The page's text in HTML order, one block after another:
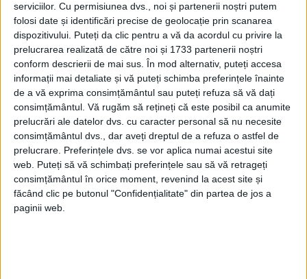
serviciilor. Cu permisiunea dvs., noi și partenerii noștri putem
folosi date și identificări precise de geolocație prin scanarea
dispozitivului. Puteți da clic pentru a vă da acordul cu privire la
prelucrarea realizată de către noi și 1733 partenerii noștri
conform descrierii de mai sus. În mod alternativ, puteți accesa
informații mai detaliate și vă puteți schimba preferințele înainte
de a vă exprima consimțământul sau puteți refuza să vă dați
consimțământul. Vă rugăm să rețineți că este posibil ca anumite
prelucrări ale datelor dvs. cu caracter personal să nu necesite
consimțământul dvs., dar aveți dreptul de a refuza o astfel de
prelucrare. Preferințele dvs. se vor aplica numai acestui site
web. Puteți să vă schimbați preferințele sau să vă retrageți
consimțământul în orice moment, revenind la acest site și
făcând clic pe butonul "Confidențialitate" din partea de jos a
paginii web.
militară, el a propus:
1)Constituirea ofensivei în Transilvania